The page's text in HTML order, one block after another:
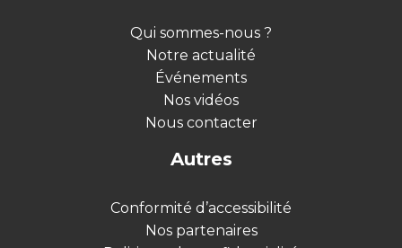
Qui sommes-nous ?
Notre actualité
Événements
Nos vidéos
Nous contacter
Autres
Conformité d’accessibilité
Nos partenaires